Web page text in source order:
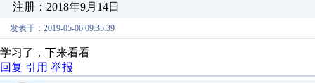
注册：2018年9月14日
发表于：2019-05-06 09:35:39
学习了，下来看看
回复 引用 举报